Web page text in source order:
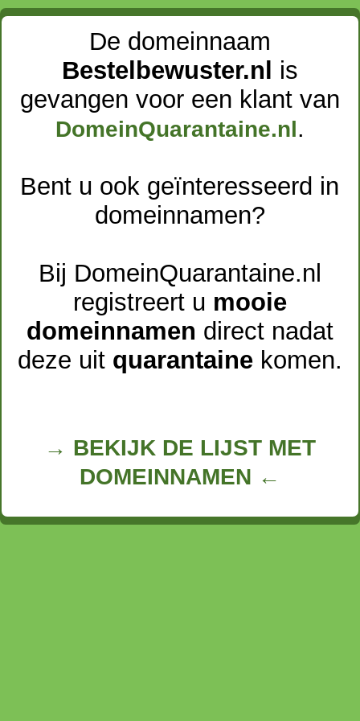
De domeinnaam
Bestelbewuster.nl
is
gevangen voor een klant van
DomeinQuarantaine.nl .
Bent u ook geïnteresseerd in
domeinnamen?
Bij DomeinQuarantaine.nl
registreert u mooie
domeinnamen direct nadat
deze uit quarantainekomen.
→ BEKIJK DE LIJST MET
DOMEINNAMEN ←